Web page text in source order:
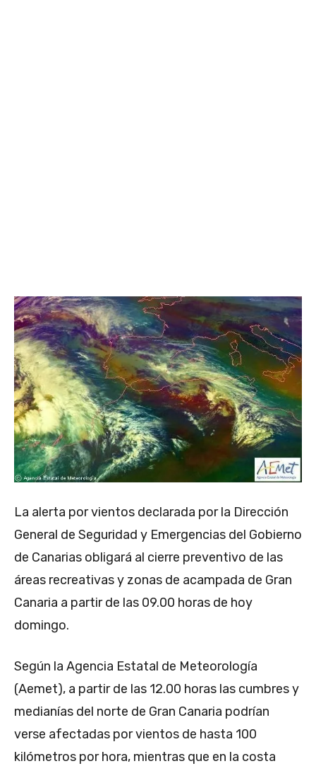
La alerta por vientos declarada por la Dirección
General de Seguridad y Emergencias del Gobierno
de Canarias obligará al cierre preventivo de las
áreas recreativas y zonas de acampada de Gran
Canaria a partir de las 09.00 horas de hoy
domingo.
Según la Agencia Estatal de Meteorología
(Aemet), a partir de las 12.00 horas las cumbres y
medianías del norte de Gran Canaria podrían
verse afectadas por vientos de hasta 100
kilómetros por hora, mientras que en la costa